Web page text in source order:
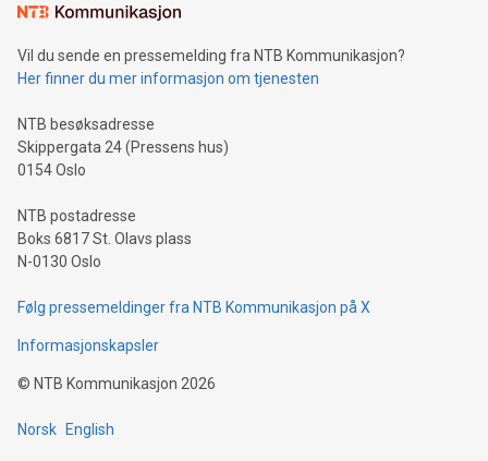
Vil du sende en pressemelding fra NTB Kommunikasjon?
Her finner du mer informasjon om tjenesten
NTB besøksadresse
Skippergata 24 (Pressens hus)
0154 Oslo
NTB postadresse
Boks 6817 St. Olavs plass
N-0130 Oslo
Følg pressemeldinger fra NTB Kommunikasjon på X
Informasjonskapsler
© NTB Kommunikasjon 2026
Norsk English